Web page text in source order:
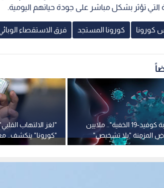
التي تؤثر بشكل مباشر على جودة حياتهم اليومية.
كورونا كورونا المستجد فرق الاستقصاء
"لغز الالتهاب
"كورونا" ينكشف..
صادمة
"ضريبة كوفيد-19 الخفية".. ملايين
المزمنة "بلا تشخيص"
يتزايد